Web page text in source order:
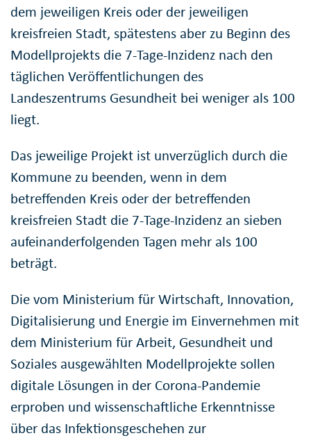
dem jeweiligen Kreis oder der jeweiligen
kreisfreien Stadt, spätestens aber zu Beginn des
Modellprojekts die 7-Tage-Inzidenz nach den
täglichen Veröffentlichungen des
Landeszentrums Gesundheit bei weniger als 100
liegt.
Das jeweilige Projekt ist unverzüglich durch die
Kommune zu beenden, wenn in dem
betreffenden Kreis oder der betreffenden
kreisfreien Stadt die 7-Tage-Inzidenz an sieben
aufeinanderfolgenden Tagen mehr als 100
beträgt.
Die vom Ministerium für Wirtschaft, Innovation,
Digitalisierung und Energie im Einvernehmen mit
dem Ministerium für Arbeit, Gesundheit und
Soziales ausgewählten Modellprojekte sollen
digitale Lösungen in der Corona-Pandemie
erproben und wissenschaftliche Erkenntnisse
über das Infektionsgeschehen zur